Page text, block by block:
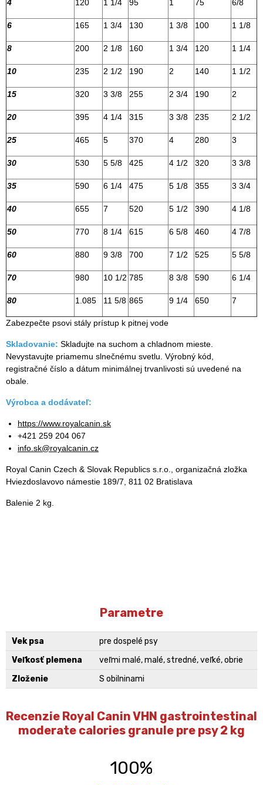
4 120 1 1/4 95 1 75 6/8
6 165 1 3/4 130 1 3/8 100 1 1/8
8 200 2 1/8 160 1 3/4 120 1 1/4
10 235 2 1/2 190 2 140 1 1/2
15 320 3 3/8 255 2 3/4 190 2
20 395 4 1/4 315 3 3/8 235 2 1/2
25 465 5 370 4 280 3
30 530 5 5/8 425 4 1/2 320 3 3/8
35 590 6 1/4 475 5 1/8 355 3 3/4
40 655 7 520 5 1/2 390 4 1/8
50 770 8 1/4 615 6 5/8 460 4 7/8
60 880 9 3/8 700 7 1/2 525 5 5/8
70 980 10 1/2 785 8 3/8 590 6 1/4
80 1.085 11 5/8 865 9 1/4 650 7
Zabezpečte psovi stály prístup k pitnej vode
Skladovanie: Skladujte na suchom a chladnom mieste.
Nevystavujte priamemu slnečnému svetlu. Výrobný kód,
registračné číslo a dátum minimálnej trvanlivosti sú uvedené na
obale.
Výrobca a dodávateľ:
https://www.royalcanin.sk
+421 259 204 067
info.sk@royalcanin.cz
Royal Canin Czech & Slovak Republics s.r.o., organizačná zložka
Hviezdoslavovo námestie 189/7, 811 02 Bratislava
Balenie 2 kg.
Parametre
Vek psa
pre dospelé psy
Veľkosť plemena
veľmi malé, malé, stredné, veľké, obrie
Zloženie
S obilninami
Recenzie Royal Canin VHN gastrointestinal
moderate calories granule pre psy 2 kg
100%